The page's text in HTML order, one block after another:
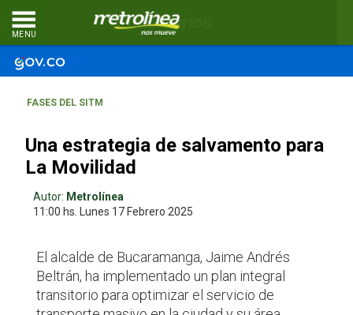
MENU
FASES DEL SITM
Una estrategia de salvamento para
La Movilidad
Autor: Metrolínea
11:00 hs.
Lunes 17 Febrero 2025
El alcalde de Bucaramanga, Jaime Andrés
Beltrán, ha implementado un plan integral
transitorio para optimizar el servicio de
Comentarios